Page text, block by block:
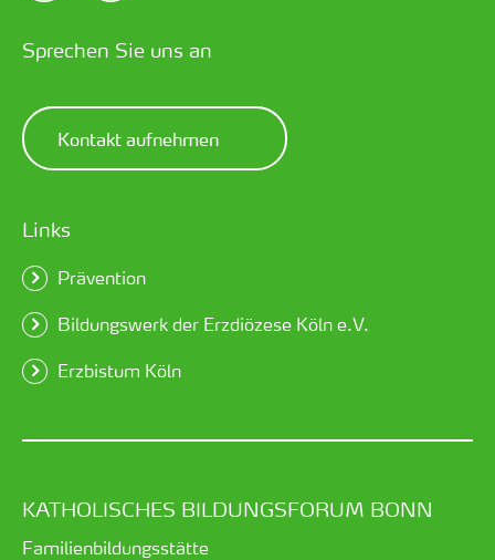
Sprechen Sie uns an
Kontakt aufnehmen
Links
Prävention
Bildungswerk der Erzdiözese Köln e.V.
Erzbistum Köln
KATHOLISCHES BILDUNGSFORUM BONN
Familienbildungsstätte